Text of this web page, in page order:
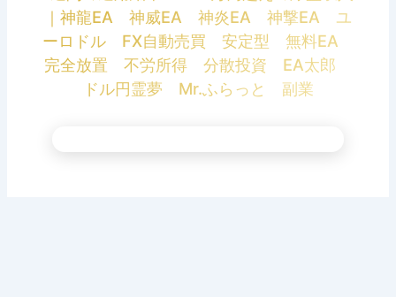
｜神龍EA 神威EA 神炎EA 神撃EA ユ
ーロドル FX自動売買 安定型 無料EA
完全放置 不労所得 分散投資 EA太郎
ドル円霊夢 Mr.ふらっと 副業